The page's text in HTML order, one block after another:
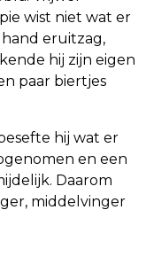
wist niet wat er
eruitzag,
hij zijn eigen
paar biertjes
hij wat er
en een
Daarom
middelvinger